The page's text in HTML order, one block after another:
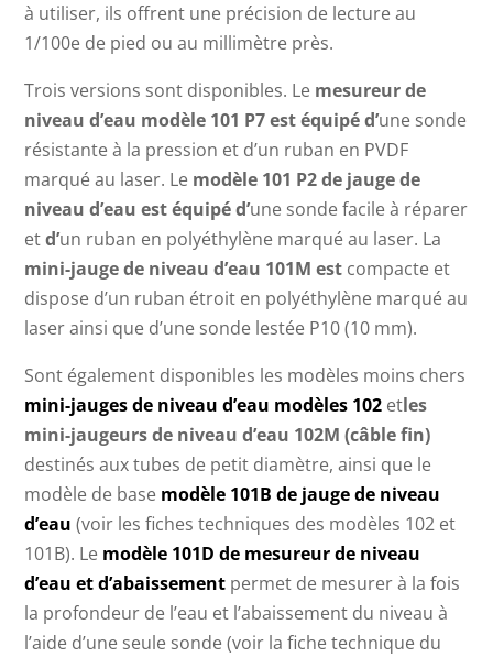
à utiliser, ils offrent une précision de lecture au
1/100e de pied ou au millimètre près.
Trois versions sont disponibles. Le mesureur de
niveau d’eau modèle 101 P7 est équipé d’une sonde
résistante à la pression et d’un ruban en PVDF
marqué au laser. Le modèle 101 P2 de jauge de
niveau d’eau est équipé d’une sonde facile à réparer
etd’un ruban en polyéthylène marqué au laser. La
mini-jauge de niveau d’eau 101M est compacte et
dispose d’un ruban étroit en polyéthylène marqué au
laser ainsi que d’une sonde lestée P10 (10 mm).
Sont également disponibles les modèles moins chers
mini-jauges de niveau d’eau modèles 102 etles
mini-jaugeurs de niveau d’eau 102M (câble fin)
destinés aux tubes de petit diamètre, ainsi que le
modèle de base modèle 101B de jauge de niveau
d’eau (voir les fiches techniques des modèles 102 et
101B). Le modèle 101D de mesureur de niveau
d’eau et d’abaissement permet de mesurer à la fois
la profondeur de l’eau et l’abaissement du niveau à
l’aide d’une seule sonde (voir la fiche technique du